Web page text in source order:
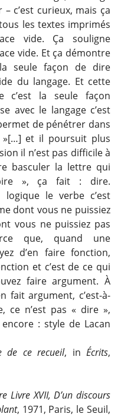
c’est curieux, mais ça
les textes imprimés
vide. Ça souligne
vide. Et ça démontre
seule façon de dire
du langage. Et cette
c’est la seule façon
avec le langage c’est
de pénétrer dans
»[…] et il poursuit plus
il n’est pas difficile à
basculer la lettre qui
», ça fait : dire.
logique le verbe c’est
dont vous ne puissiez
vous ne puissiez pas
que, quand une
d’en faire fonction,
et c’est de ce qui
faire argument. À
fait argument, c’est-à-
ce n’est pas « dire »,
: style de Lacan
de ce recueil, in Écrits,
Livre XVII, D’un discours
, 1971, Paris, le Seuil,